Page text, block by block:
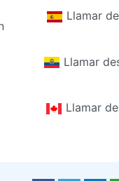
Llamar
Llamar
Llamar